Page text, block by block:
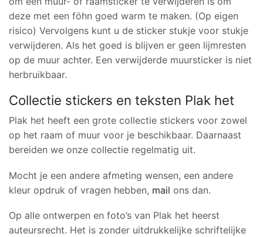
deze met een föhn goed warm te maken. (Op eigen
risico) Vervolgens kunt u de sticker stukje voor stukje
verwijderen. Als het goed is blijven er geen lijmresten
op de muur achter. Een verwijderde muursticker is niet
herbruikbaar.
Collectie stickers en teksten Plak het
Plak het heeft een grote collectie stickers voor zowel
op het raam of muur voor je beschikbaar. Daarnaast
bereiden we onze collectie regelmatig uit.
Mocht je een andere afmeting wensen, een andere
kleur opdruk of vragen hebben, mail ons dan.
Op alle ontwerpen en foto’s van Plak het heerst
auteursrecht. Het is zonder uitdrukkelijke schriftelijke